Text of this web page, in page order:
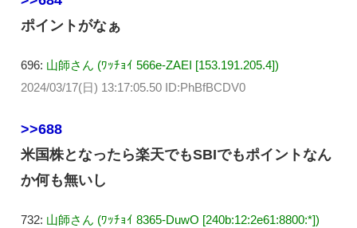
ポイントがなぁ
696: 山師さん (ﾜｯﾁｮｲ 566e-ZAEI [153.191.205.4])
2024/03/17(日) 13:17:05.50 ID:PhBfBCDV0
>>688
米国株となったら楽天でもSBIでもポイントなん
か何も無いし
732: 山師さん (ﾜｯﾁｮｲ 8365-DuwO [240b:12:2e61:8800:*])